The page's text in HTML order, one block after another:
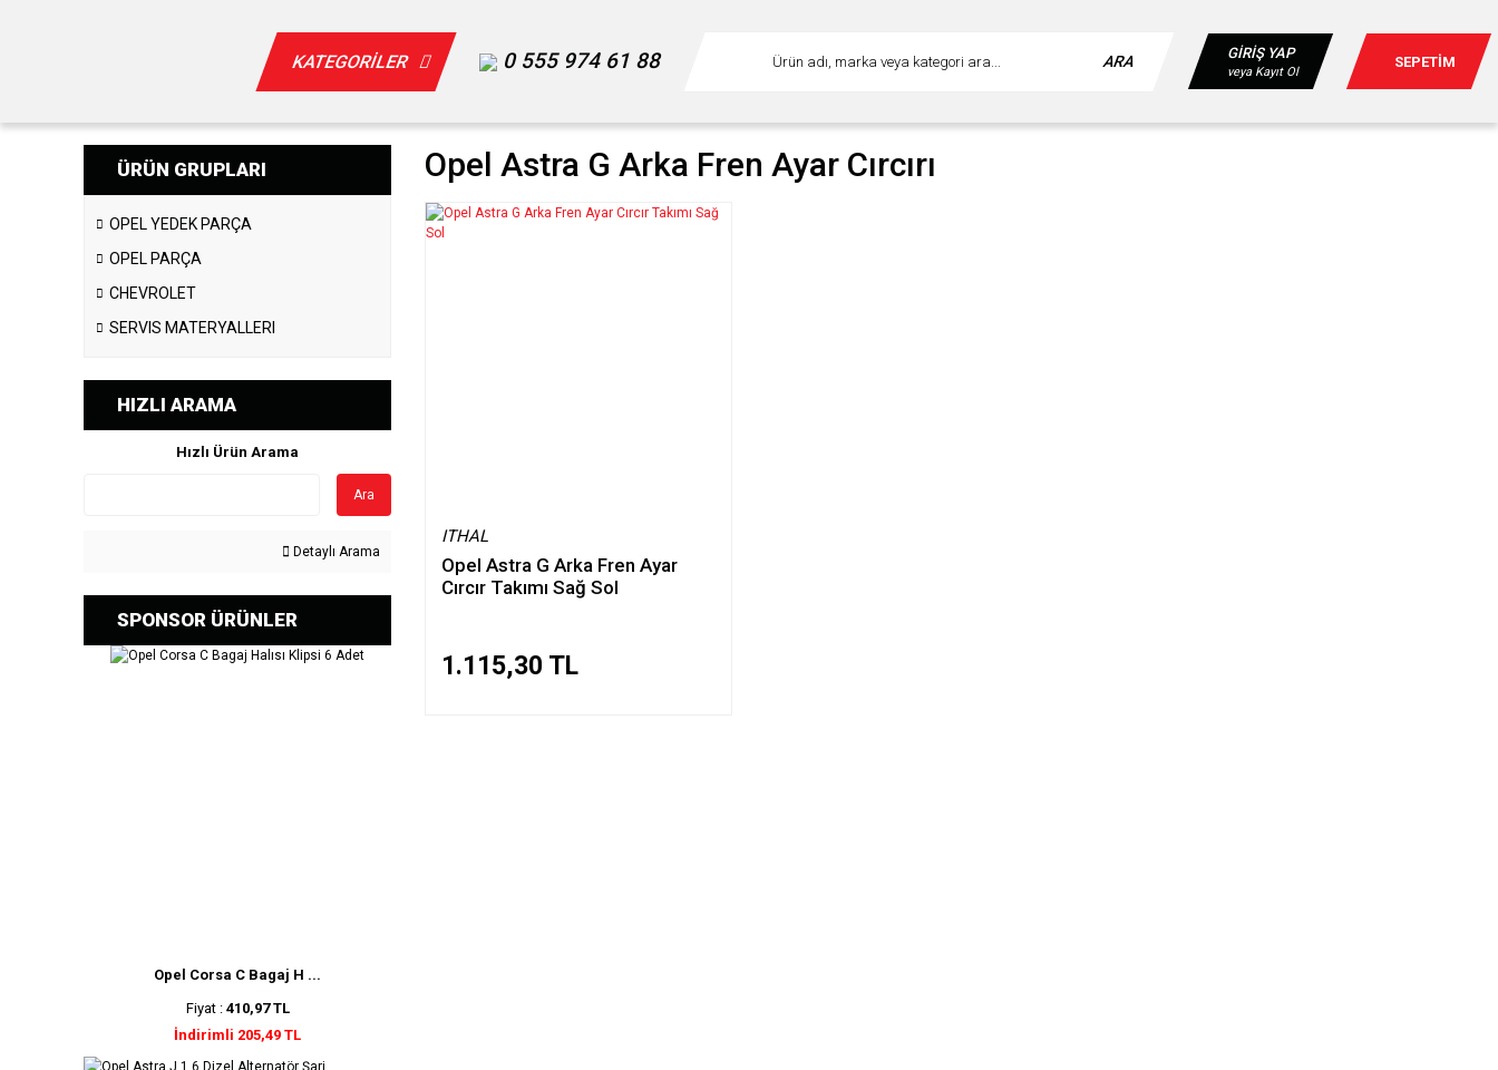
KATEGORİLER 0 555 974 61 88 ARA GİRİŞ YAP
veya Kayıt Ol
SEPETİM
ÜRÜN GRUPLARI
OPEL YEDEK PARÇA
OPEL PARÇA
CHEVROLET
SERVIS MATERYALLERI
HIZLI ARAMA
Hızlı Ürün Arama
Ara
Detaylı Arama
SPONSOR ÜRÜNLER
Opel Corsa C Bagaj H ...
Fiyat : 410,97 TL
İndirimli 205,49 TL
Opel Astra G Arka Fren Ayar Cırcırı
ITHAL
Opel Astra G Arka Fren Ayar
Cırcır Takımı Sağ Sol
1.115,30 TL